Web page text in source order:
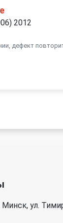
2012
дефект
Минск, ул.